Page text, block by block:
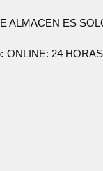
ALMACEN ES
ONLINE: 24